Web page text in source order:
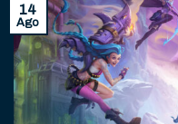
14
Ago